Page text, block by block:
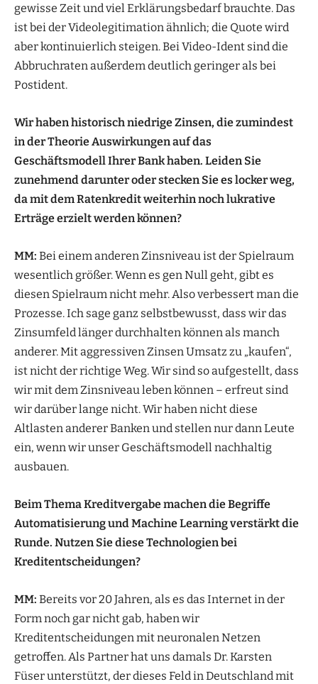
gewisse Zeit und viel Erklärungsbedarf brauchte. Das
ist bei der Videolegitimation ähnlich; die Quote wird
aber kontinuierlich steigen. Bei Video-Ident sind die
Abbruchraten außerdem deutlich geringer als bei
Postident.
Wir haben historisch niedrige Zinsen, die zumindest
in der Theorie Auswirkungen auf das
Geschäftsmodell Ihrer Bank haben. Leiden Sie
zunehmend darunter oder stecken Sie es locker weg,
da mit dem Ratenkredit weiterhin noch lukrative
Erträge erzielt werden können?
MM: Bei einem anderen Zinsniveau ist der Spielraum
wesentlich größer. Wenn es gen Null geht, gibt es
diesen Spielraum nicht mehr. Also verbessert man die
Prozesse. Ich sage ganz selbstbewusst, dass wir das
Zinsumfeld länger durchhalten können als manch
anderer. Mit aggressiven Zinsen Umsatz zu „kaufen“,
ist nicht der richtige Weg. Wir sind so aufgestellt, dass
wir mit dem Zinsniveau leben können – erfreut sind
wir darüber lange nicht. Wir haben nicht diese
Altlasten anderer Banken und stellen nur dann Leute
ein, wenn wir unser Geschäftsmodell nachhaltig
ausbauen.
Beim Thema Kreditvergabe machen die Begriffe
Automatisierung und Machine Learning verstärkt die
Runde. Nutzen Sie diese Technologien bei
Kreditentscheidungen?
MM: Bereits vor 20 Jahren, als es das Internet in der
Form noch gar nicht gab, haben wir
Kreditentscheidungen mit neuronalen Netzen
getroffen. Als Partner hat uns damals Dr. Karsten
Füser unterstützt, der dieses Feld in Deutschland mit